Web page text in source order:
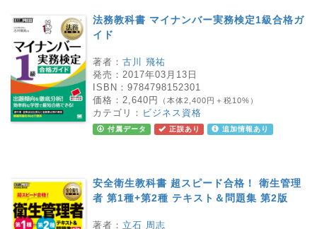
法務教科書 マイナンバー実務検定1級合格ガ
イド
著者： 古川 飛祐
発売： 2017年03月13日
ISBN： 9784798152301
価格： 2,640円 （本体2,400円＋税10%）
カテゴリ： ビジネス資格
付属データ 正誤あり 追加情報あり
安全衛生教科書 超スピード合格！ 衛生管理
者 第1種+第2種 テキスト＆問題集 第2版
著者： 立石 周志